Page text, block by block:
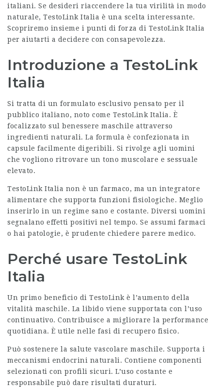
italiani. Se desideri riaccendere la tua virilità in modo
naturale, TestoLink Italia è una scelta interessante.
Scopriremo insieme i punti di forza di TestoLink Italia
per aiutarti a decidere con consapevolezza.
Introduzione a TestoLink
Italia
Si tratta di un formulato esclusivo pensato per il
pubblico italiano, noto come TestoLink Italia. È
focalizzato sul benessere maschile attraverso
ingredienti naturali. La formula è confezionata in
capsule facilmente digeribili. Si rivolge agli uomini
che vogliono ritrovare un tono muscolare e sessuale
elevato.
TestoLink Italia non è un farmaco, ma un integratore
alimentare che supporta funzioni fisiologiche. Meglio
inserirlo in un regime sano e costante. Diversi uomini
segnalano effetti positivi nel tempo. Se assumi farmaci
o hai patologie, è prudente chiedere parere medico.
Perché usare TestoLink
Italia
Un primo beneficio di TestoLink è l’aumento della
vitalità maschile. La libido viene supportata con l’uso
continuativo. Contribuisce a migliorare la performance
quotidiana. È utile nelle fasi di recupero fisico.
Può sostenere la salute vascolare maschile. Supporta i
meccanismi endocrini naturali. Contiene componenti
selezionati con profili sicuri. L’uso costante e
responsabile può dare risultati duraturi.